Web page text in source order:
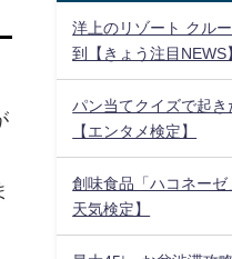
洋上のリゾート クル
到【きょう注目NEWS
パン当てクイズで起き
【エンタメ検定】
創味食品「ハコネー
天気検定】